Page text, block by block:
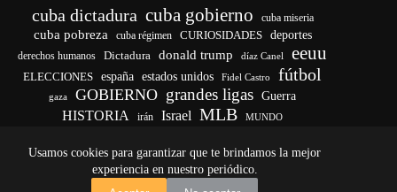
Usamos cookies para garantizar que te brindamos la mejor
experiencia en nuestro periódico.
cuba dictadura cuba gobierno cuba miseria
cuba pobreza cuba régimen CURIOSIDADES deportes
derechos humanos Dictadura donald trump díaz Canel eeuu
ELECCIONES españa estados unidos Fidel Castro fútbol
gaza GOBIERNO grandes ligas Guerra
HISTORIA irán Israel MLB MUNDO
Rusia
régimen cubano Trump Ucrania venezuela vida yankees
Copyright © 2026 - El Vigía de Cuba